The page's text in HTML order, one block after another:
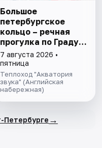
Большое
петербургское
кольцо – речная
прогулка пo Граду
на Неве с
авторской
экскурсией и живой
музыкой в тёплом
салоне теплохода
7 августа 2026 •
пятница
Теплоход "Акватория
звука" (Английская
набережная)
Петербурге →